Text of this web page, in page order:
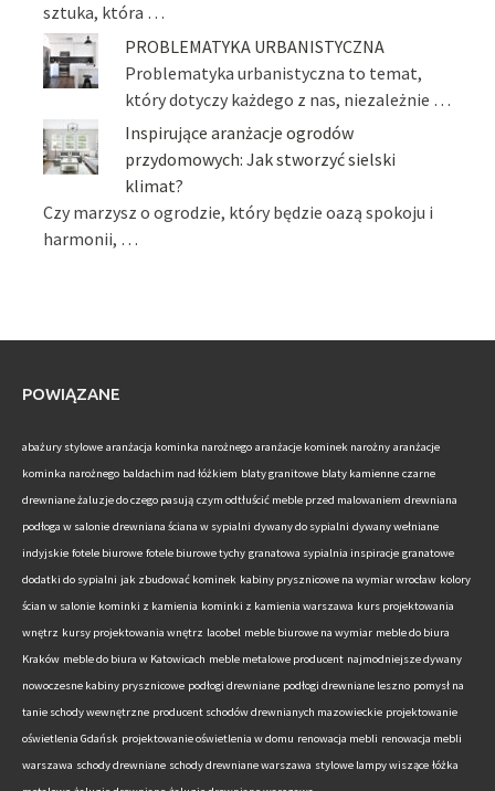
sztuka, która …
PROBLEMATYKA URBANISTYCZNA
Problematyka urbanistyczna to temat,
który dotyczy każdego z nas, niezależnie …
Inspirujące aranżacje ogrodów
przydomowych: Jak stworzyć sielski
klimat?
Czy marzysz o ogrodzie, który będzie oazą spokoju i
harmonii, …
POWIĄZANE
abażury stylowe aranżacja kominka narożnego aranżacje kominek narożny aranżacje
kominka narożnego baldachim nad łóżkiem blaty granitowe blaty kamienne czarne
drewniane żaluzje do czego pasują czym odtłuścić meble przed malowaniem drewniana
podłoga w salonie drewniana ściana w sypialni dywany do sypialni dywany wełniane
indyjskie fotele biurowe fotele biurowe tychy granatowa sypialnia inspiracje granatowe
dodatki do sypialni jak zbudować kominek kabiny prysznicowe na wymiar wrocław kolory
ścian w salonie kominki z kamienia kominki z kamienia warszawa kurs projektowania
wnętrz kursy projektowania wnętrz lacobel meble biurowe na wymiar meble do biura
Kraków meble do biura w Katowicach meble metalowe producent najmodniejsze dywany
nowoczesne kabiny prysznicowe podłogi drewniane podłogi drewniane leszno pomysł na
tanie schody wewnętrzne producent schodów drewnianych mazowieckie projektowanie
oświetlenia Gdańsk projektowanie oświetlenia w domu renowacja mebli renowacja mebli
warszawa schody drewniane schody drewniane warszawa stylowe lampy wiszące łóżka